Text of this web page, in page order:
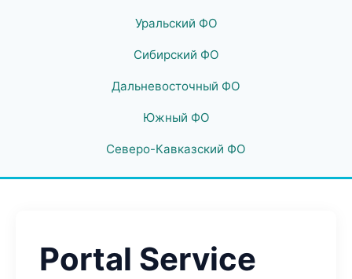
Уральский ФО
Сибирский ФО
Дальневосточный ФО
Южный ФО
Северо-Кавказский ФО
Portal Service